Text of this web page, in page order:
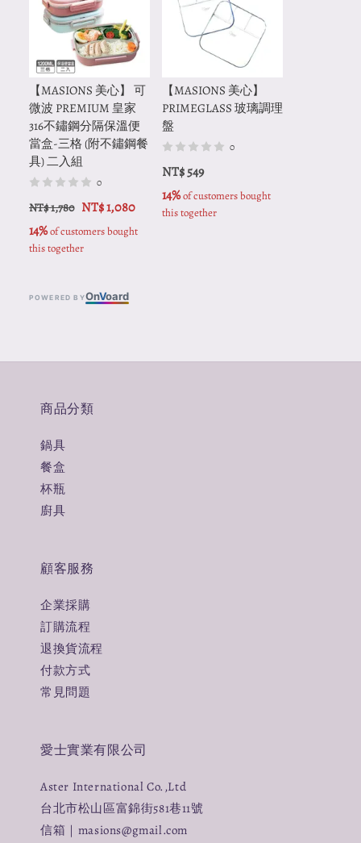
【MASIONS 美心】 可
微波 PREMIUM 皇家
316不鏽鋼分隔保溫便
當盒-三格 (附不鏽鋼餐
具) 二入組
0
NT$ 1,780 NT$ 1,080
14% of customers bought
this together
【MASIONS 美心】
PRIMEGLASS 玻璃調理
盤
0
NT$ 549
14% of customers bought
this together
POWERED BYOnVoard
商品分類
鍋具
餐盒
杯瓶
廚具
顧客服務
企業採購
訂購流程
退換貨流程
付款方式
常見問題
愛士實業有限公司
Aster International Co.,Ltd
台北市松山區富錦街581巷11號
信箱｜masions@gmail.com